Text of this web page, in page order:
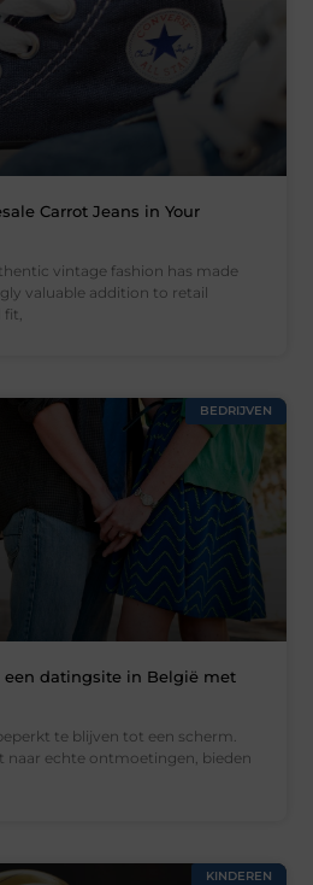
Carrot Jeans in Your
vintage fashion has made
valuable addition to retail
fit,
BEDRIJVEN
datingsite in België met
te blijven tot een scherm.
naar echte ontmoetingen, bieden
KINDEREN